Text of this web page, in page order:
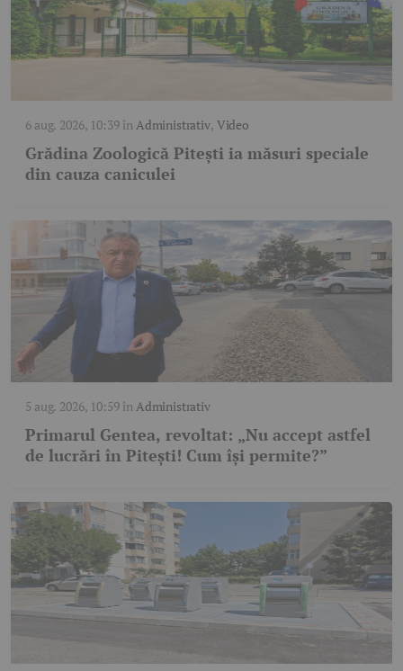
6 aug. 2026, 10:39înAdministrativ, Video
Grădina Zoologică Pitești ia măsuri speciale
din cauza caniculei
5 aug. 2026, 10:59înAdministrativ
Primarul Gentea, revoltat: „Nu accept astfel
de lucrări în Pitești! Cum își permite?”